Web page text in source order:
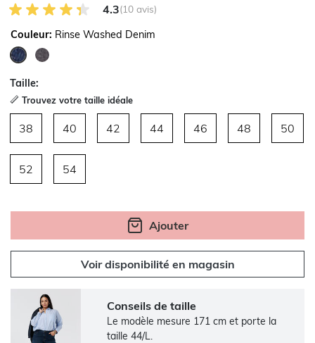
4.3 sur 5 avis des clients
4.3(10 avis)
Couleur: Rinse Washed Denim
Taille:
Trouvez votre taille idéale
38 40 42 44 46 48 50
52 54
Ajouter
Voir disponibilité en magasin
Conseils de taille
Le modèle mesure 171 cm et porte la
taille 44/L.